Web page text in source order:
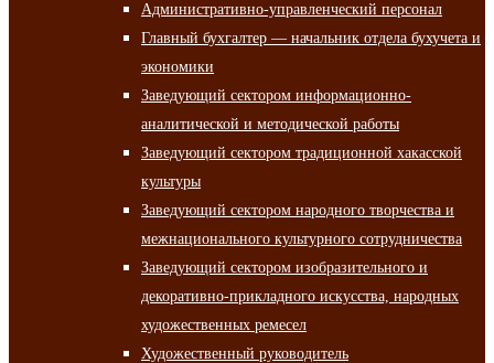
Административно-управленческий персонал
Главный бухгалтер — начальник отдела бухучета и
экономики
Заведующий сектором информационно-
аналитической и методической работы
Заведующий сектором традиционной хакасской
культуры
Заведующий сектором народного творчества и
межнационального культурного сотрудничества
Заведующий сектором изобразительного и
декоративно-прикладного искусства, народных
художественных ремесел
Художественный руководитель